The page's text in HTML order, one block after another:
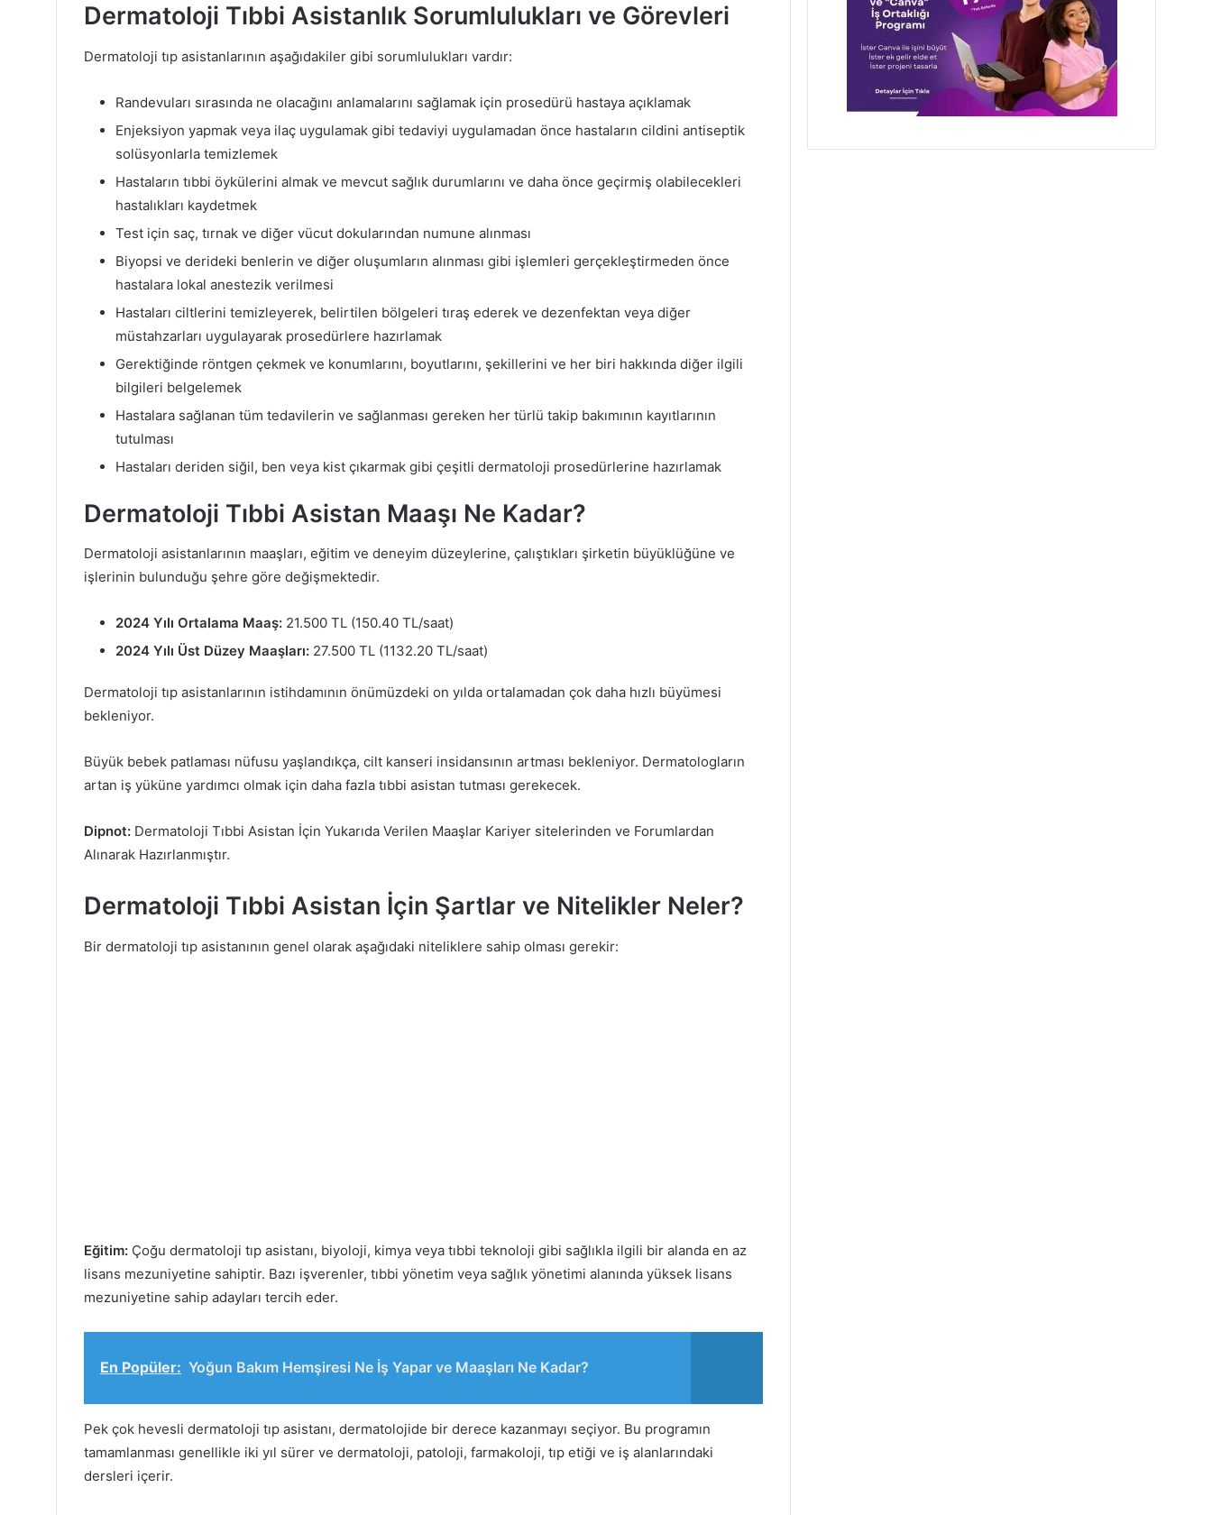
Dermatoloji Tıbbi Asistanlık Sorumlulukları ve Görevleri
Dermatoloji tıp asistanlarının aşağıdakiler gibi sorumlulukları vardır:
Randevuları sırasında ne olacağını anlamalarını sağlamak için prosedürü hastaya açıklamak
Enjeksiyon yapmak veya ilaç uygulamak gibi tedaviyi uygulamadan önce hastaların cildini antiseptik
solüsyonlarla temizlemek
Hastaların tıbbi öykülerini almak ve mevcut sağlık durumlarını ve daha önce geçirmiş olabilecekleri
hastalıkları kaydetmek
Test için saç, tırnak ve diğer vücut dokularından numune alınması
Biyopsi ve derideki benlerin ve diğer oluşumların alınması gibi işlemleri gerçekleştirmeden önce
hastalara lokal anestezik verilmesi
Hastaları ciltlerini temizleyerek, belirtilen bölgeleri tıraş ederek ve dezenfektan veya diğer
müstahzarları uygulayarak prosedürlere hazırlamak
Gerektiğinde röntgen çekmek ve konumlarını, boyutlarını, şekillerini ve her biri hakkında diğer ilgili
bilgileri belgelemek
Hastalara sağlanan tüm tedavilerin ve sağlanması gereken her türlü takip bakımının kayıtlarının
tutulması
Hastaları deriden siğil, ben veya kist çıkarmak gibi çeşitli dermatoloji prosedürlerine hazırlamak
Dermatoloji Tıbbi Asistan Maaşı Ne Kadar?
Dermatoloji asistanlarının maaşları, eğitim ve deneyim düzeylerine, çalıştıkları şirketin büyüklüğüne ve
işlerinin bulunduğu şehre göre değişmektedir.
2024 Yılı Ortalama Maaş: 21.500 TL (150.40 TL/saat)
2024 Yılı Üst Düzey Maaşları: 27.500 TL (1132.20 TL/saat)
Dermatoloji tıp asistanlarının istihdamının önümüzdeki on yılda ortalamadan çok daha hızlı büyümesi
bekleniyor.
Büyük bebek patlaması nüfusu yaşlandıkça, cilt kanseri insidansının artması bekleniyor. Dermatologların
artan iş yüküne yardımcı olmak için daha fazla tıbbi asistan tutması gerekecek.
Dipnot: Dermatoloji Tıbbi Asistan İçin Yukarıda Verilen Maaşlar Kariyer sitelerinden ve Forumlardan
Alınarak Hazırlanmıştır.
Dermatoloji Tıbbi Asistan İçin Şartlar ve Nitelikler Neler?
Bir dermatoloji tıp asistanının genel olarak aşağıdaki niteliklere sahip olması gerekir:
Eğitim: Çoğu dermatoloji tıp asistanı, biyoloji, kimya veya tıbbi teknoloji gibi sağlıkla ilgili bir alanda en az
lisans mezuniyetine sahiptir. Bazı işverenler, tıbbi yönetim veya sağlık yönetimi alanında yüksek lisans
mezuniyetine sahip adayları tercih eder.
En Popüler: Yoğun Bakım Hemşiresi Ne İş Yapar ve Maaşları Ne Kadar?
Pek çok hevesli dermatoloji tıp asistanı, dermatolojide bir derece kazanmayı seçiyor. Bu programın
tamamlanması genellikle iki yıl sürer ve dermatoloji, patoloji, farmakoloji, tıp etiği ve iş alanlarındaki
dersleri içerir.